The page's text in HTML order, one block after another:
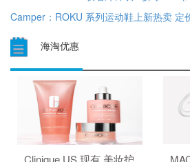
Camper：ROKU 系列运动鞋上新热卖 定
海淘优惠
Clinique US 现有 美妆护